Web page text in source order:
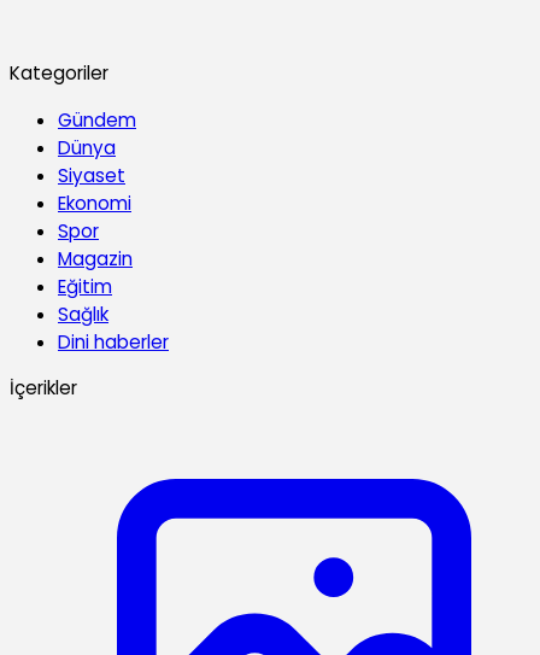
Kategoriler
Gündem
Dünya
Siyaset
Ekonomi
Spor
Magazin
Eğitim
Sağlık
Dini haberler
İçerikler